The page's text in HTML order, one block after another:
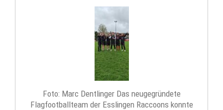
Foto: Marc Dentlinger Das neugegründete
Flagfootballteam der Esslingen Raccoons konnte